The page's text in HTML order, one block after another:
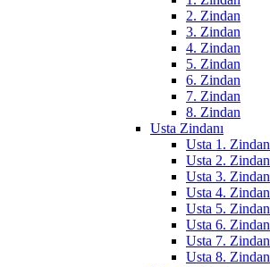
2. Zindan
3. Zindan
4. Zindan
5. Zindan
6. Zindan
7. Zindan
8. Zindan
Usta Zindanı
Usta 1. Zindan
Usta 2. Zindan
Usta 3. Zindan
Usta 4. Zindan
Usta 5. Zindan
Usta 6. Zindan
Usta 7. Zindan
Usta 8. Zindan